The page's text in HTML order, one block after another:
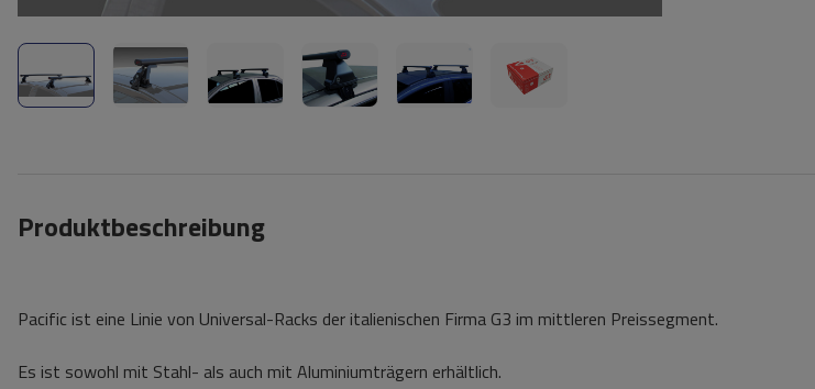
Produktbeschreibung
Pacific ist eine Linie von Universal-Racks der italienischen Firma G3 im mittleren Preissegment.
Es ist sowohl mit Stahl- als auch mit Aluminiumträgern erhältlich.